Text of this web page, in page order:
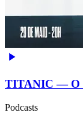
TITANIC — O
Podcasts